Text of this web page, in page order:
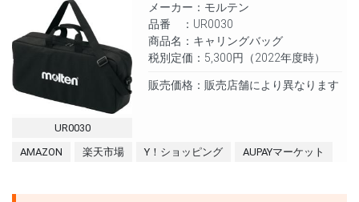
UR0030
メーカー：モルテン
品番 ：UR0030
商品名：キャリングバッグ
税別定価：5,300円（2022年度時）
販売価格：販売店舗により異なります
AMAZON 楽天市場 Y！ショッピング AUPAYマーケット